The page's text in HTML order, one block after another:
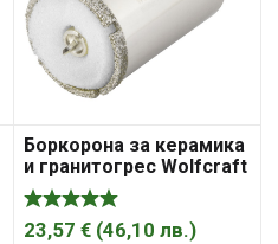
Боркорона за керамика
и гранитогрес Wolfcraft
с диамантена посипка с
цилиндрична опашка 35
мм, 45 мм
23,57 € (46,10 лв.)